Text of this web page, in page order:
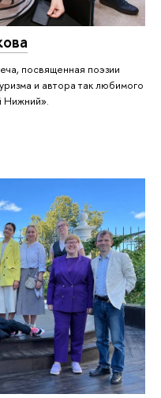
посвященная поэзии
и автора так любимого